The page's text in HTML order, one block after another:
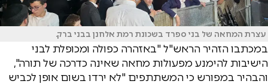
עצרת המחאה של בני ספרד בשכונת רמת אלחנן בבני ברק.
במכתבו הזהיר הראש"ל "באזהרה כפולה ומכופלת לבני
הישיבות להימנע מפעולות מחאה שאינה כדרכה של תורה",
והבהיר במפורש כי המשתתפים "לא ירדו בשום אופן לכביש